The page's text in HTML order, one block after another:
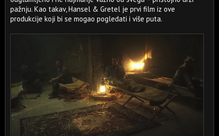
pažnju. Kao takav, Hansel & Gretel je prvi film iz ove
produkcije koji bi se mogao pogledati i više puta.